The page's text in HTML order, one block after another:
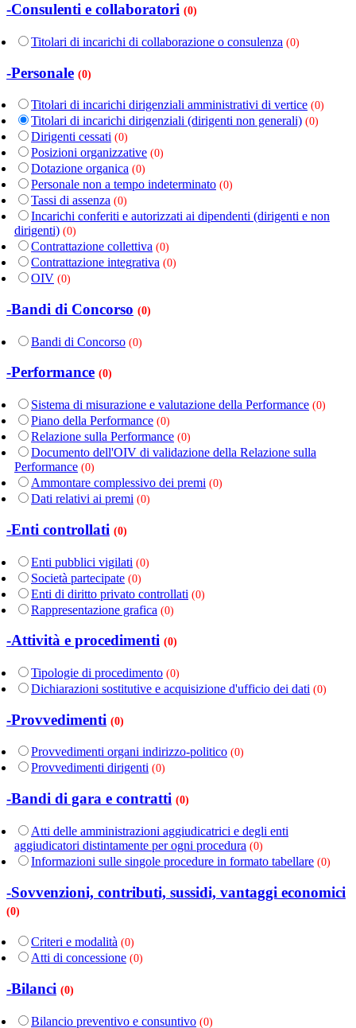
-Consulenti e collaboratori (0)
Titolari di incarichi di collaborazione o consulenza (0)
-Personale (0)
Titolari di incarichi dirigenziali amministrativi di vertice (0)
Titolari di incarichi dirigenziali (dirigenti non generali) (0)
Dirigenti cessati (0)
Posizioni organizzative (0)
Dotazione organica (0)
Personale non a tempo indeterminato (0)
Tassi di assenza (0)
Incarichi conferiti e autorizzati ai dipendenti (dirigenti e non
dirigenti) (0)
Contrattazione collettiva (0)
Contrattazione integrativa (0)
OIV (0)
-Bandi di Concorso (0)
Bandi di Concorso (0)
-Performance (0)
Sistema di misurazione e valutazione della Performance (0)
Piano della Performance (0)
Relazione sulla Performance (0)
Documento dell'OIV di validazione della Relazione sulla
Performance (0)
Ammontare complessivo dei premi (0)
Dati relativi ai premi (0)
-Enti controllati (0)
Enti pubblici vigilati (0)
Società partecipate (0)
Enti di diritto privato controllati (0)
Rappresentazione grafica (0)
-Attività e procedimenti (0)
Tipologie di procedimento (0)
Dichiarazioni sostitutive e acquisizione d'ufficio dei dati (0)
-Provvedimenti (0)
Provvedimenti organi indirizzo-politico (0)
Provvedimenti dirigenti (0)
-Bandi di gara e contratti (0)
Atti delle amministrazioni aggiudicatrici e degli enti
aggiudicatori distintamente per ogni procedura (0)
Informazioni sulle singole procedure in formato tabellare (0)
-Sovvenzioni, contributi, sussidi, vantaggi economici
(0)
Criteri e modalità (0)
Atti di concessione (0)
-Bilanci (0)
Bilancio preventivo e consuntivo (0)